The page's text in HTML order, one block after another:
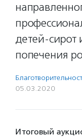
детей-сирот
попечения
05.03.2020
Итоговый